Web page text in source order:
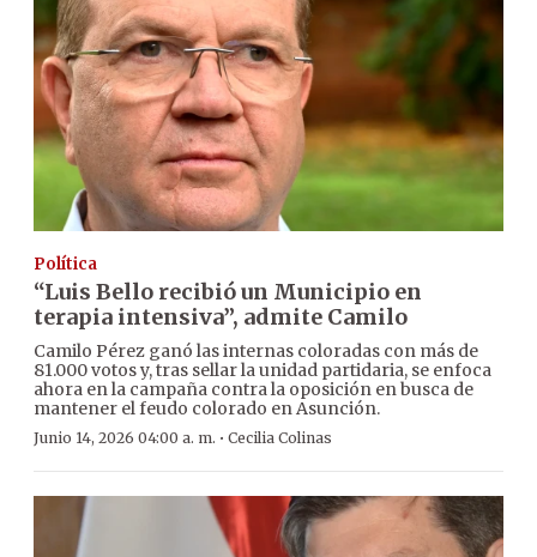
Política
“Luis Bello recibió un Municipio en
terapia intensiva”, admite Camilo
Camilo Pérez ganó las internas coloradas con más de
81.000 votos y, tras sellar la unidad partidaria, se enfoca
ahora en la campaña contra la oposición en busca de
mantener el feudo colorado en Asunción.
Junio 14, 2026 04:00 a. m. · Cecilia Colinas